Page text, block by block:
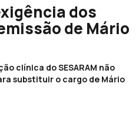
dos
de Mário
clínica do SESARAM não
substituir o cargo de Mário